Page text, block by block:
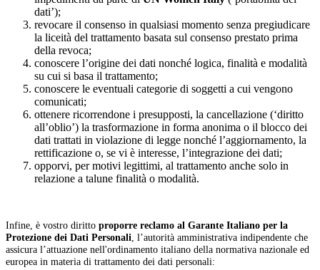
dati’);
revocare il consenso in qualsiasi momento senza pregiudicare
la liceità del trattamento basata sul consenso prestato prima
della revoca;
conoscere l’origine dei dati nonché logica, finalità e modalità
su cui si basa il trattamento;
conoscere le eventuali categorie di soggetti a cui vengono
comunicati;
ottenere ricorrendone i presupposti, la cancellazione (‘diritto
all’oblio’) la trasformazione in forma anonima o il blocco dei
dati trattati in violazione di legge nonché l’aggiornamento, la
rettificazione o, se vi è interesse, l’integrazione dei dati;
opporvi, per motivi legittimi, al trattamento anche solo in
relazione a talune finalità o modalità.
Infine, è vostro diritto proporre reclamo al Garante Italiano per la
Protezione dei Dati Personali , l’autorità amministrativa indipendente che
assicura l’attuazione nell'ordinamento italiano della normativa nazionale ed
europea in materia di trattamento dei dati personali: